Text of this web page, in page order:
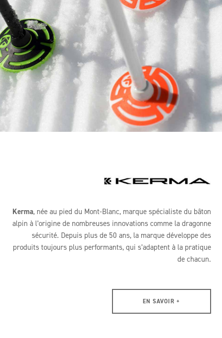
Kerma, née au pied du Mont-Blanc, marque spécialiste du bâton
alpin à l’origine de nombreuses innovations comme la dragonne
sécurité. Depuis plus de 50 ans, la marque développe des
produits toujours plus performants, qui s’adaptent à la pratique
de chacun.
EN SAVOIR +